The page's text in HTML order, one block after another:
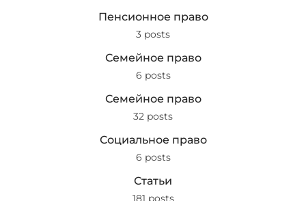
Пенсионное право
3 posts
Семейное право
6 posts
Семейное право
32 posts
Социальное право
6 posts
Статьи
181 posts